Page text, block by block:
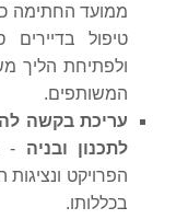
ממועד החתימה
טיפול
ולפתיחת הליך
המשותפים.
עריכת בקשה
לתכנון ובניה -
הפרויקט ונציגות
בכללותו.